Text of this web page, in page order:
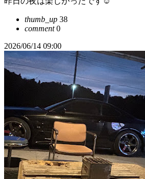
thumb_up 38
comment0
2026/06/14 09:00